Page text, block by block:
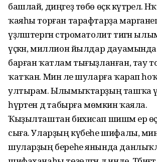
башлай, диңгеҙ төбө өҫкә күтәрелә.
ҡаяһы торған тарафтарҙа
үҙләштергән строматолит тигән
үҫкән, миллион йылдар
барған ҡатлам тығыҙланған, тау
ҡатҡан. Мин әле шуларға ҡарап
ултырам. Ылымыҡтарҙың ташҡа
һүрәтен дә табырға мөмкин ҡаяла.
Ҡыҙылташтан бихисап шишмә ер
сыға. Уларҙың күбеһе шифалы,
шуларҙың береһе янында